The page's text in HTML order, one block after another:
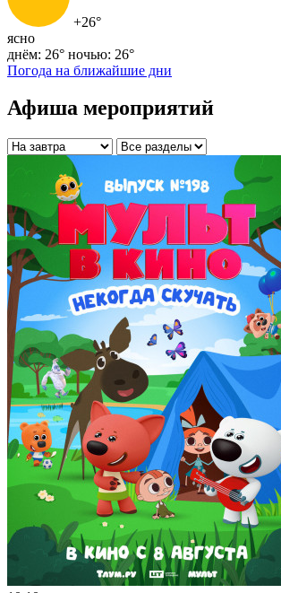
+26°
ясно
днём: 26° ночью: 26°
Погода на ближайшие дни
Афиша мероприятий